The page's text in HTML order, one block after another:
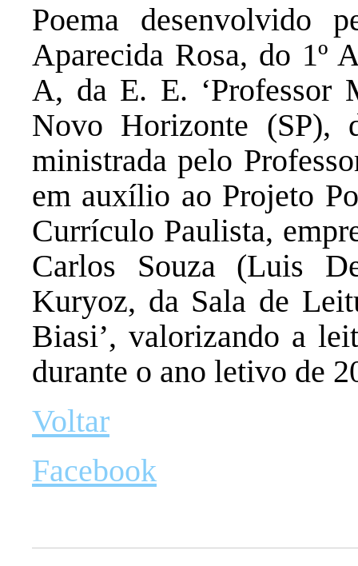
Poema desenvolvido
Aparecida Rosa, do 1º
A, da E. E. ‘Professor
Novo Horizonte (SP),
ministrada pelo
em auxílio ao Projeto
Currículo Paulista,
Carlos Souza (Luis
Kuryoz, da Sala de
Biasi’, valorizando a
durante o ano letivo de
Voltar
Facebook